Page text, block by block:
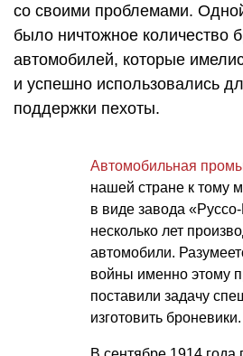
со своими проблемами.
было ничтожное количество
автомобилей, которые
и успешно использовались
поддержки пехоты.
Автомобильная
нашей стране к тому
в виде завода
несколько лет
автомобили.
войны именно этому
поставили задачу
изготовить броневики.